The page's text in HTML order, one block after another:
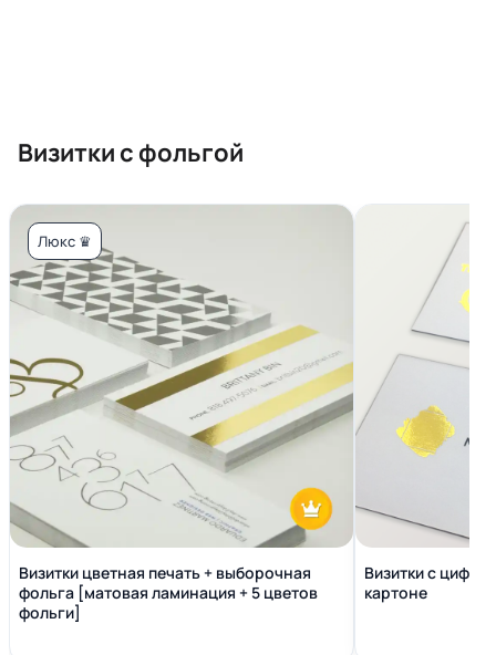
Визитки с фольгой
Люкс ♛
Визитки цветная печать + выборочная
фольга [матовая ламинация + 5 цветов
фольги]
Визитки с
картоне